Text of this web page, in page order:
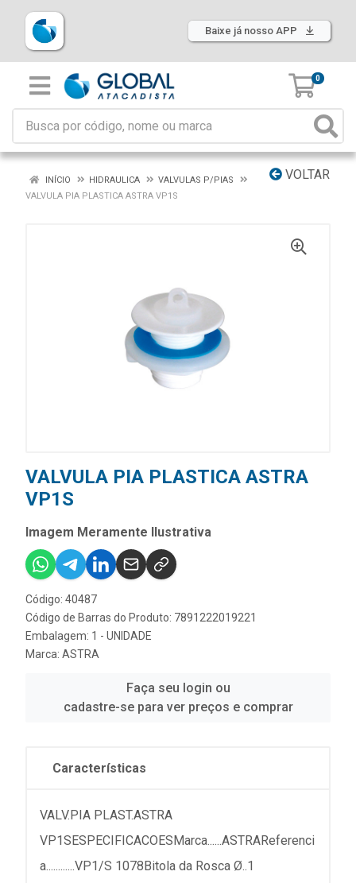
Baixe já nosso APP
0
VOLTAR
INÍCIO HIDRAULICA
VALVULAS P/PIAS
VALVULA PIA PLASTICA ASTRA VP1S
VALVULA PIA PLASTICA ASTRA
VP1S
Imagem Meramente Ilustrativa
Código: 40487
Código de Barras do Produto: 7891222019221
Embalagem: 1 - UNIDADE
Marca: ASTRA
Faça seu login ou
cadastre-se para ver preços e comprar
Características
VALV.PIA PLAST.ASTRA
VP1SESPECIFICACOESMarca......ASTRAReferenci
a............VP1/S 1078Bitola da Rosca Ø..1